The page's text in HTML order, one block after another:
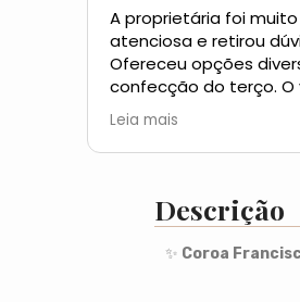
A proprietária foi muito
atenciosa e retirou
Ofereceu opções
confecção do terço. O
muito acessível pela
qualidade do material
A postagem foi rápida.
não são só peças de
artesã, são peças de
pessoa de fé. Ainda
Leia mais
Descrição
✨ Coroa